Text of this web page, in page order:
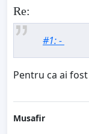
Re:
#1: -
Pentru ca ai
Musafir